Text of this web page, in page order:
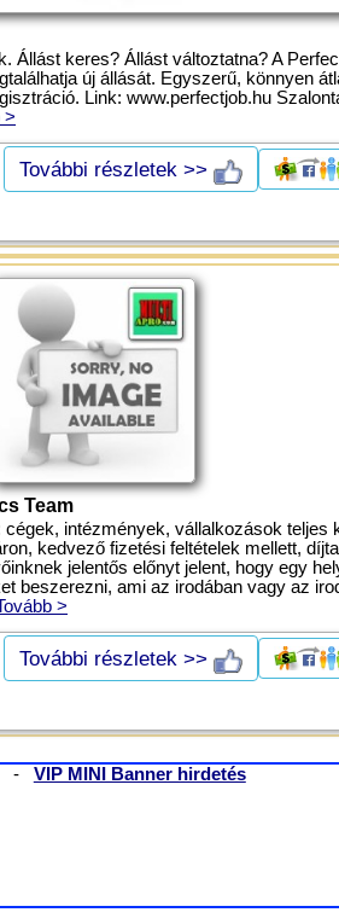
Állást keres? Állást változtatna? A
új állását. Egyszerű, könnyen
Link: www.perfectjob.hu
>
További részletek >>
Team
intézmények, vállalkozások teljes
kedvező fizetési feltételek mellett,
jelentős előnyt jelent, hogy egy
beszerezni, ami az irodában vagy az
>
További részletek >>
- VIP MINI Banner hirdetés